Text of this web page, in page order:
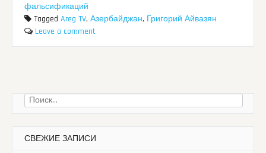
фальсификаций
TaggedAreg TV,Азербайджан, Григорий Айвазян
Leave a comment
Найти:
СВЕЖИЕ ЗАПИСИ